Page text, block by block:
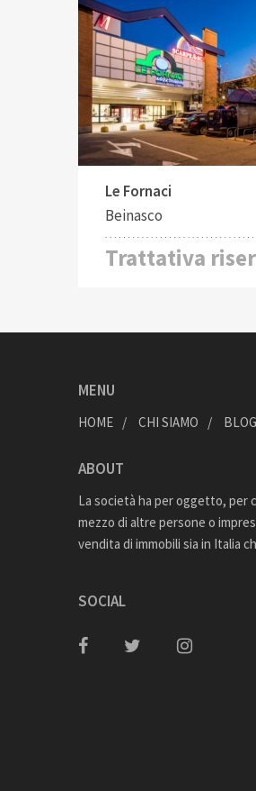
Tipo di contratto:
Affitto
Le Fornaci
Beinasco
Trattativa
MENU
HOME CHI SIAMO BLOG
ABOUT
La società ha per oggetto, per
mezzo di altre persone o
vendita di immobili sia in Italia
SOCIAL